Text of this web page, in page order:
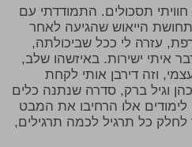
תסכולים. התמודדתי עם
הייאוש שהגיעה לאחר
עזרה לי ככל שביכולתה,
איתי ישירות. באיזשהו שלב,
וזה דירבן אותי לקחת
וגיל ברק, סדרה שנתנה כלים
לימודים אלו הרחיבו את המבט
כל תרגיל לכמה תרגילים,